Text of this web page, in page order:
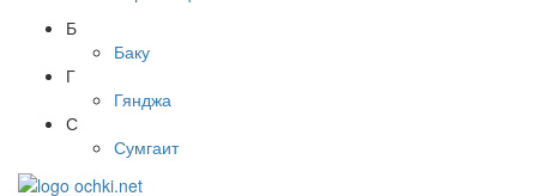
Б
Баку
Г
Гянджа
С
Сумгаит